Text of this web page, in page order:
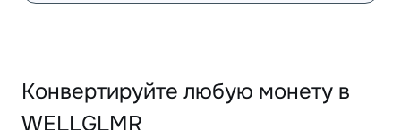
Конвертируйте любую монету в
WELLGLMR